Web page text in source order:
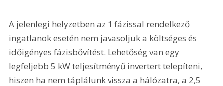
A jelenlegi helyzetben az 1 fázissal rendelkező
ingatlanok esetén nem javasoljuk a költséges és
időigényes fázisbővítést. Lehetőség van egy
legfeljebb 5 kW teljesítményű invertert telepíteni,
hiszen ha nem táplálunk vissza a hálózatra, a 2,5